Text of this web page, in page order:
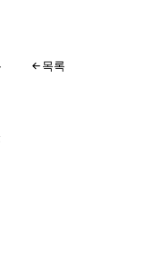
목록